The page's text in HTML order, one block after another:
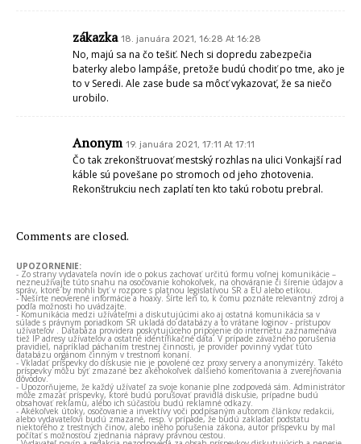
zákazka 18. januára 2021, 16:28 At 16:28
No, majú sa na čo tešiť. Nech si dopredu zabezpečia
baterky alebo lampáše, pretože budú chodiť po tme, ako je
to v Seredi. Ale zase bude sa môcť vykazovať, že sa niečo
urobilo.
Anonym 19. januára 2021, 17:11 At 17:11
Čo tak zrekonštruovať mestský rozhlas na ulici Vonkajší rad
káble sú povešane po stromoch od jeho zhotovenia.
Rekonštrukciu nech zaplatí ten kto takú robotu prebral.
Comments are closed.
UPOZORNENIE:
- Zo strany vydavateľa novín ide o pokus zachovať určitú formu voľnej komunikácie –
nezneužívajte túto snahu na osočovanie kohokoľvek, na ohováranie či šírenie údajov a
správ, ktoré by mohli byť v rozpore s platnou legislatívou SR a EÚ alebo etikou.
- Nešírte neoverené informácie a hoaxy. Šírte len to, k čomu poznáte relevantný zdroj a
podľa možnosti ho uvádzajte.
- Komunikácia medzi užívateľmi a diskutujúcimi ako aj ostatná komunikácia sa v
súlade s právnym poriadkom SR ukladá do databázy a to vrátane loginov - prístupov
užívateľov . Databáza providera poskytujúceho pripojenie do internetu zaznamenáva
tiež IP adresy užívateľov a ostatné identifikačné dáta. V prípade závažného porušenia
pravidiel, napríklad páchaním trestnej činnosti, je provider povinný vydať túto
databázu orgánom činným v trestnom konaní.
- Vkladať príspevky do diskusie nie je povolené cez proxy servery a anonymizéry. Takéto
príspevky môžu byť zmazané bez akéhokoľvek ďalšieho komentovania a zverejňovania
dôvodov.
- Upozorňujeme, že každý užívateľ za svoje konanie plne zodpovedá sám. Administrátor
môže zmazať príspevky, ktoré budú porušovať pravidlá diskusie, prípadne budú
obsahovať reklamu, alebo ich súčasťou budú reklamné odkazy.
- Akékoľvek útoky, osočovanie a invektívy voči podpísaným autorom článkov redakcii,
alebo vydavateľovi budú zmazané, resp. v prípade, že budú zakladať podstatu
niektorého z trestných činov, alebo iného porušenia zákona, autor príspevku by mal
počítať s možnosťou zjednania nápravy právnou cestou.